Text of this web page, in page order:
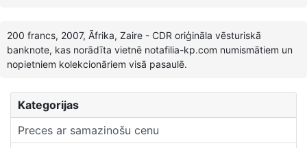
Kategorijas
Preces ar samazinošu cenu
200 francs, 2007, Āfrika, Zaire - CDR oriģināla vēsturiskā
banknote, kas norādīta vietnē notafilia-kp.com numismātiem un
nopietniem kolekcionāriem visā pasaulē.